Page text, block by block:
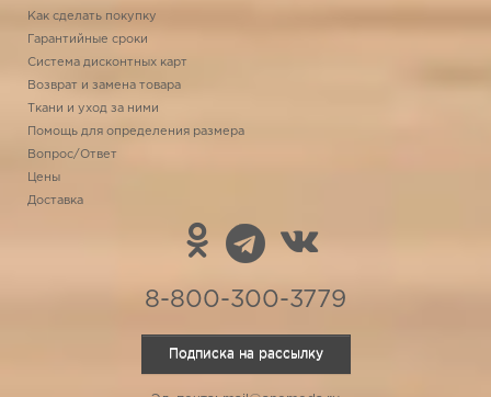
Как сделать покупку
Гарантийные сроки
Система дисконтных карт
Возврат и замена товара
Ткани и уход за ними
Помощь для определения размера
Вопрос/Ответ
Цены
Доставка
8-800-300-3779
Подписка на рассылку